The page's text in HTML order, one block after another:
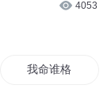
4053
我命谁格